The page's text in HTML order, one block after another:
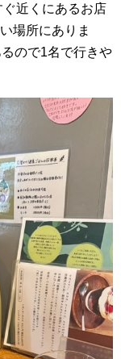
近くにあるお店
場所にありま
ので1名で行きや